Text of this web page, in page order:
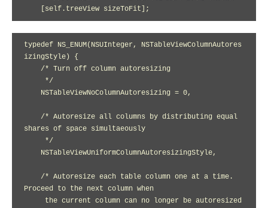
    [self.treeView sizeToFit];
typedef NS_ENUM(NSUInteger, NSTableViewColumnAutores
izingStyle) {
shares of space simultaeously
Proceed to the next column when